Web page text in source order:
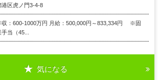
港区虎ノ門3-4-8
収：600-1000万円 月給：500,000円～833,334円 ※固
当（45...
気になる